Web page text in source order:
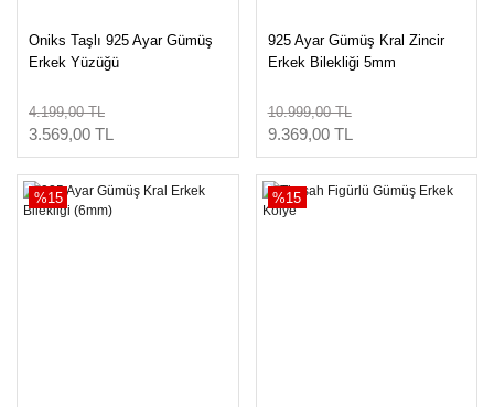
Oniks Taşlı 925 Ayar Gümüş
Erkek Yüzüğü
4.199,00 TL
3.569,00 TL
925 Ayar Gümüş Kral Zincir
Erkek Bilekliği 5mm
10.999,00 TL
9.369,00 TL
%15 %15